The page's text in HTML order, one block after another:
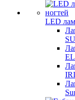
LED